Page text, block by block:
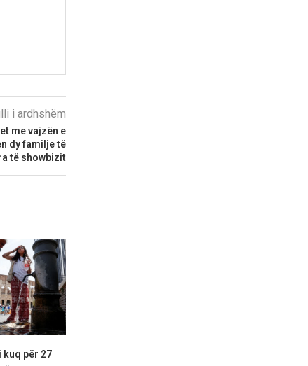
i ardhshëm
me vajzën e
dy familje të
të showbizit
kuq për 27